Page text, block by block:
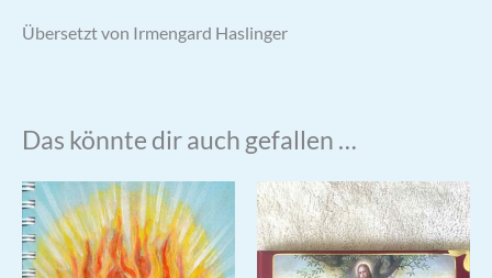
Übersetzt von Irmengard Haslinger
Das könnte dir auch gefallen …